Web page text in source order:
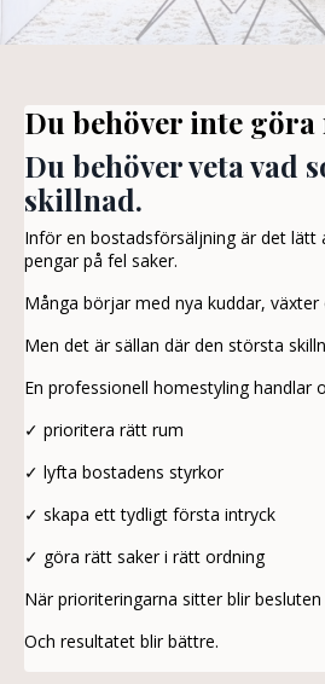
Du behöver inte göra
Du behöver veta vad
skillnad.
Inför en bostadsförsäljning är det lätt
pengar på fel saker.
Många börjar med nya kuddar, växter
Men det är sällan där den största
En professionell homestyling handlar
✓ prioritera rätt rum
✓ lyfta bostadens styrkor
✓ skapa ett tydligt första intryck
✓ göra rätt saker i rätt ordning
När prioriteringarna sitter blir besluten
Och resultatet blir bättre.